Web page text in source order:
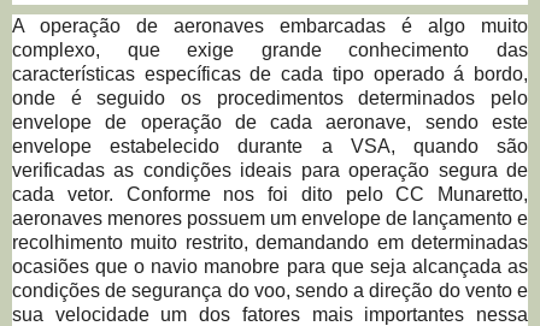
A operação de aeronaves embarcadas é algo muito
complexo, que exige grande conhecimento das
características específicas de cada tipo operado á bordo,
onde é seguido os procedimentos determinados pelo
envelope de operação de cada aeronave, sendo este
envelope estabelecido durante a VSA, quando são
verificadas as condições ideais para operação segura de
cada vetor. Conforme nos foi dito pelo CC Munaretto,
aeronaves menores possuem um envelope de lançamento e
recolhimento muito restrito, demandando em determinadas
ocasiões que o navio manobre para que seja alcançada as
condições de segurança do voo, sendo a direção do vento e
sua velocidade um dos fatores mais importantes nessa